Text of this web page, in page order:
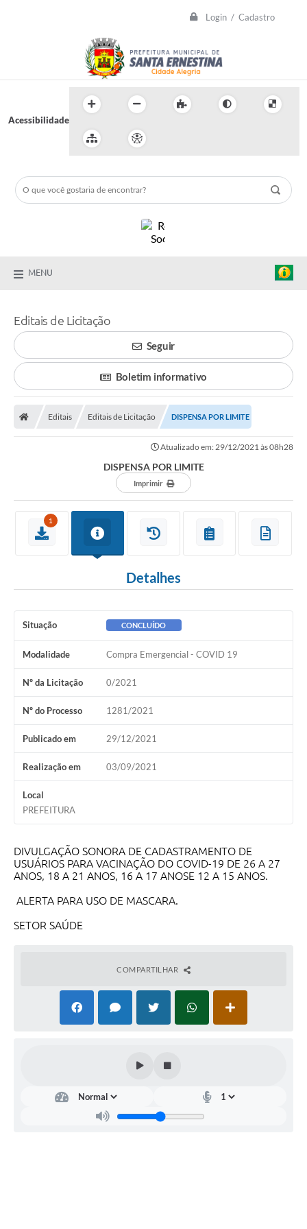
Login / Cadastro
Acessibilidade
MENU
Editais de Licitação
Seguir
Boletim informativo
Editais Editais de Licitação DISPENSA POR LIMITE
Atualizado em: 29/12/2021 às 08h28
DISPENSA POR LIMITE
Imprimir
1
Detalhes
Situação CONCLUÍDO
Modalidade Compra Emergencial - COVID 19
Nº da Licitação 0/2021
Nº do Processo 1281/2021
Publicado em 29/12/2021
Realização em 03/09/2021
Local
PREFEITURA
DIVULGAÇÃO SONORA DE CADASTRAMENTO DE
USUÁRIOS PARA VACINAÇÃO DO COVID-19 DE 26 A 27
ANOS, 18 A 21 ANOS, 16 A 17 ANOSE 12 A 15 ANOS.
ALERTA PARA USO DE MASCARA.
SETOR SAÚDE
COMPARTILHAR